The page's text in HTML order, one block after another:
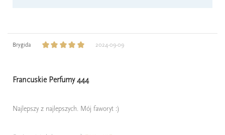
Brygida 2024-09-09
Francuskie Perfumy 444
Najlepszy z najlepszych. Mój faworyt :)